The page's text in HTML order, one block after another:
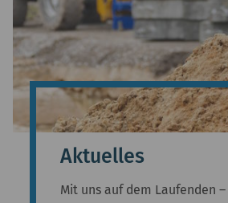
Aktuelles
Mit uns auf dem Laufenden